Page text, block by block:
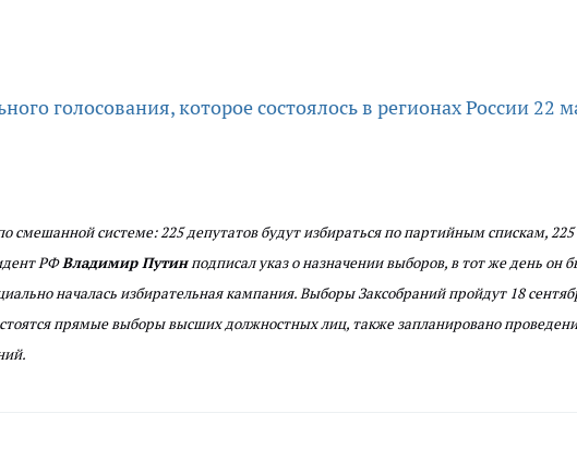
голосования, которое состоялось в регионах России 22
смешанной системе: 225 депутатов будут избираться по партийным спискам, 225
РФВладимир Путинподписал указ о назначении выборов, в тот же день он
началась избирательная кампания. Выборы Заксобраний пройдут 18
прямые выборы высших должностных лиц, также запланировано